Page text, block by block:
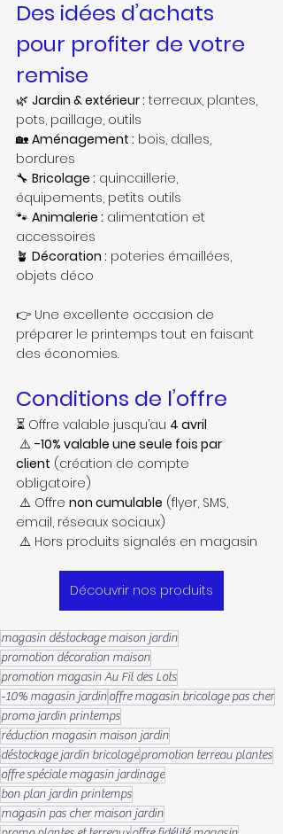
Des idées d’achats
pour profiter de votre
remise
🌿 Jardin & extérieur : terreaux, plantes,
pots, paillage, outils
🏡 Aménagement : bois, dalles,
bordures
🔧 Bricolage : quincaillerie,
équipements, petits outils
🐾 Animalerie : alimentation et
accessoires
🪴 Décoration : poteries émaillées,
objets déco
👉 Une excellente occasion de
préparer le printemps tout en faisant
des économies.
Conditions de l’offre
⏳ Offre valable jusqu’au 4 avril
⚠️ -10% valable une seule fois par
client (création de compte
obligatoire)
⚠️ Offre non cumulable (flyer, SMS,
email, réseaux sociaux)
⚠️ Hors produits signalés en magasin
Découvrir nos produits
magasin déstockage maison jardin
promotion décoration maison
promotion magasin Au Fil des Lots
-10% magasin jardinoffre magasin bricolage pas cher
promo jardin printemps
réduction magasin maison jardin
déstockage jardin bricolagepromotion terreau plantes
offre spéciale magasin jardinage
bon plan jardin printemps
magasin pas cher maison jardin